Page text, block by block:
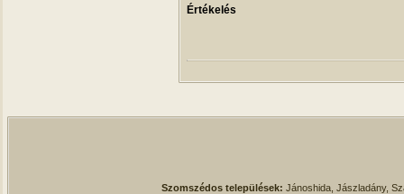
Értékelés
Szomszédos települések: Jánoshida, Jászladány,